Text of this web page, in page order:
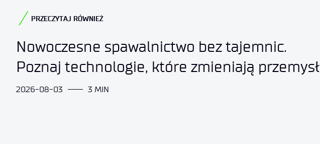
PRZECZYTAJ RÓWNIEŻ
2026-08-03 3 MIN
Nowoczesne spawalnictwo bez tajemnic.
Poznaj technologie, które zmieniają przemysł